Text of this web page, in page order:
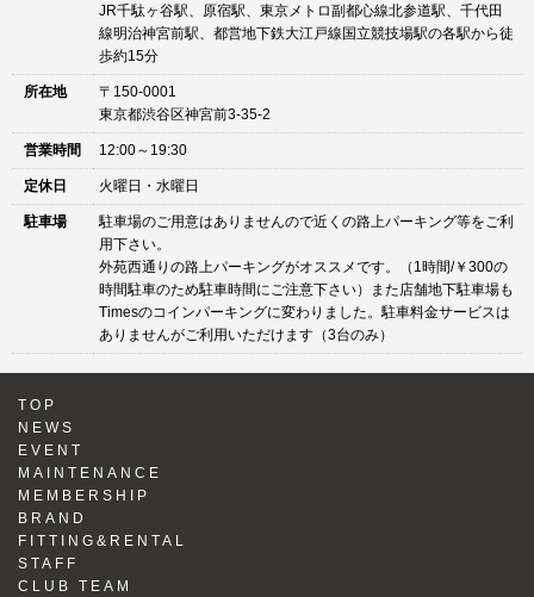
JR千駄ヶ谷駅、原宿駅、東京メトロ副都心線北参道駅、千代田
線明治神宮前駅、都営地下鉄大江戸線国立競技場駅の各駅から徒
歩約15分
所在地
〒150-0001
東京都渋谷区神宮前3-35-2
営業時間 12:00～19:30
定休日 火曜日・水曜日
駐車場
駐車場のご用意はありませんので近くの路上パーキング等をご利
用下さい。
外苑西通りの路上パーキングがオススメです。（1時間/￥300の
時間駐車のため駐車時間にご注意下さい）また店舗地下駐車場も
Timesのコインパーキングに変わりました。駐車料金サービスは
ありませんがご利用いただけます（3台のみ）
TOP
NEWS
EVENT
MAINTENANCE
MEMBERSHIP
BRAND
FITTING&RENTAL
STAFF
CLUB TEAM